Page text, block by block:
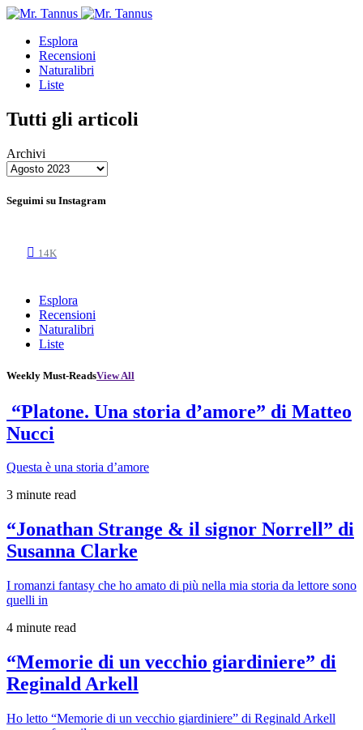
Esplora
Recensioni
Naturalibri
Liste
Tutti gli articoli
Archivi
Seguimi su Instagram
14K
Esplora
Recensioni
Naturalibri
Liste
Weekly Must-ReadsView All
“Platone. Una storia d’amore” di Matteo
Nucci
Questa è una storia d’amore
3 minute read
“Jonathan Strange & il signor Norrell” di
Susanna Clarke
I romanzi fantasy che ho amato di più nella mia storia da lettore sono
quelli in
4 minute read
“Memorie di un vecchio giardiniere” di
Reginald Arkell
Ho letto “Memorie di un vecchio giardiniere” di Reginald Arkell